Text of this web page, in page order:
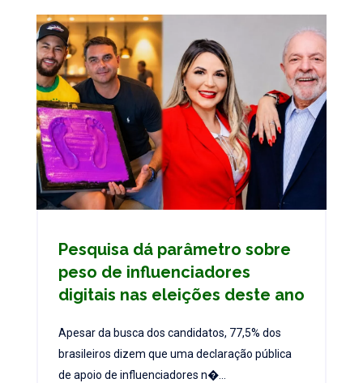
Pesquisa dá parâmetro sobre
peso de influenciadores
digitais nas eleições deste ano
Apesar da busca dos candidatos, 77,5% dos
brasileiros dizem que uma declaração pública
de apoio de influenciadores n�...